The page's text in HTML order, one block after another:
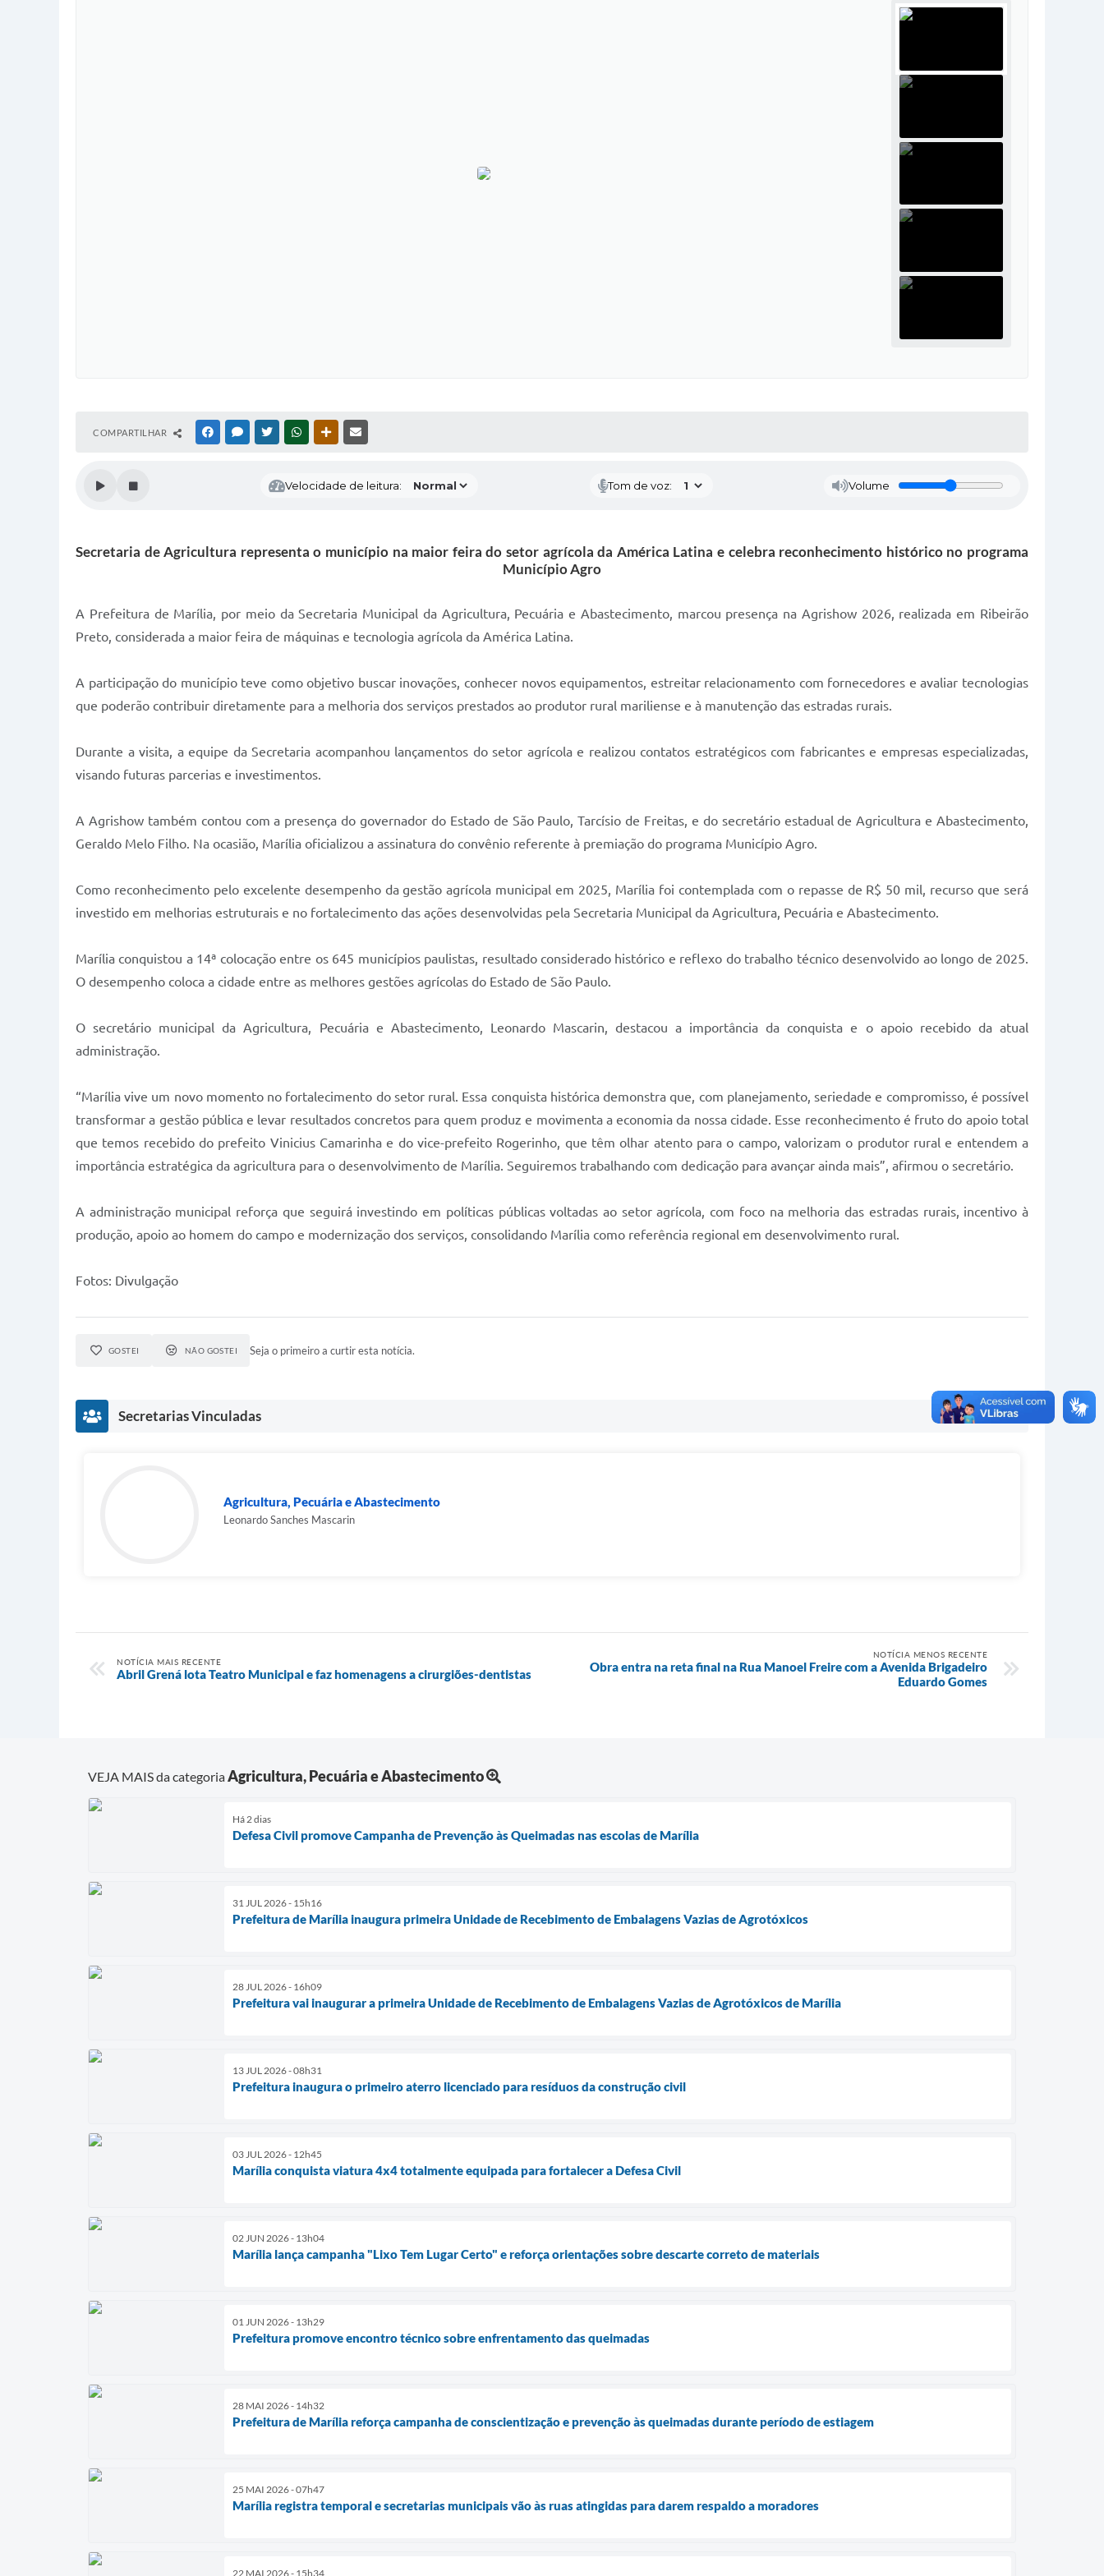
COMPARTILHAR FACEBOOKMESSENGER
TWITTERWHATSAPPOUTRAS MÍDIAS
Velocidade de leitura: Tom de voz: Volume
Secretaria de Agricultura representa o município na maior feira do setor agrícola da América Latina e celebra reconhecimento histórico no programa
Município Agro
A Prefeitura de Marília, por meio da Secretaria Municipal da Agricultura, Pecuária e Abastecimento, marcou presença na Agrishow 2026, realizada em Ribeirão
Preto, considerada a maior feira de máquinas e tecnologia agrícola da América Latina.
A participação do município teve como objetivo buscar inovações, conhecer novos equipamentos, estreitar relacionamento com fornecedores e avaliar tecnologias
que poderão contribuir diretamente para a melhoria dos serviços prestados ao produtor rural mariliense e à manutenção das estradas rurais.
Durante a visita, a equipe da Secretaria acompanhou lançamentos do setor agrícola e realizou contatos estratégicos com fabricantes e empresas especializadas,
visando futuras parcerias e investimentos.
A Agrishow também contou com a presença do governador do Estado de São Paulo, Tarcísio de Freitas, e do secretário estadual de Agricultura e Abastecimento,
Geraldo Melo Filho. Na ocasião, Marília oficializou a assinatura do convênio referente à premiação do programa Município Agro.
Como reconhecimento pelo excelente desempenho da gestão agrícola municipal em 2025, Marília foi contemplada com o repasse de R$ 50 mil, recurso que será
investido em melhorias estruturais e no fortalecimento das ações desenvolvidas pela Secretaria Municipal da Agricultura, Pecuária e Abastecimento.
Marília conquistou a 14ª colocação entre os 645 municípios paulistas, resultado considerado histórico e reflexo do trabalho técnico desenvolvido ao longo de 2025.
O desempenho coloca a cidade entre as melhores gestões agrícolas do Estado de São Paulo.
O secretário municipal da Agricultura, Pecuária e Abastecimento, Leonardo Mascarin, destacou a importância da conquista e o apoio recebido da atual
administração.
“Marília vive um novo momento no fortalecimento do setor rural. Essa conquista histórica demonstra que, com planejamento, seriedade e compromisso, é possível
transformar a gestão pública e levar resultados concretos para quem produz e movimenta a economia da nossa cidade. Esse reconhecimento é fruto do apoio total
que temos recebido do prefeito Vinicius Camarinha e do vice-prefeito Rogerinho, que têm olhar atento para o campo, valorizam o produtor rural e entendem a
importância estratégica da agricultura para o desenvolvimento de Marília. Seguiremos trabalhando com dedicação para avançar ainda mais”, afirmou o secretário.
A administração municipal reforça que seguirá investindo em políticas públicas voltadas ao setor agrícola, com foco na melhoria das estradas rurais, incentivo à
produção, apoio ao homem do campo e modernização dos serviços, consolidando Marília como referência regional em desenvolvimento rural.
Fotos: Divulgação
GOSTEI NÃO GOSTEI Seja o primeiro a curtir esta notícia.
Secretarias Vinculadas
Agricultura, Pecuária e Abastecimento
Leonardo Sanches Mascarin
NOTÍCIA MAIS RECENTE
Abril Grená lota Teatro Municipal e faz homenagens a cirurgiões-dentistas
NOTÍCIA MENOS RECENTE
Obra entra na reta final na Rua Manoel Freire com a Avenida Brigadeiro
Eduardo Gomes
VEJA MAIS da categoriaAgricultura, Pecuária e Abastecimento
Há 2 dias
Defesa Civil promove Campanha de Prevenção às Queimadas nas escolas de Marília
31 JUL 2026 - 15h16
Prefeitura de Marília inaugura primeira Unidade de Recebimento de Embalagens Vazias de Agrotóxicos
28 JUL 2026 - 16h09
Prefeitura vai inaugurar a primeira Unidade de Recebimento de Embalagens Vazias de Agrotóxicos de Marília
13 JUL 2026 - 08h31
Prefeitura inaugura o primeiro aterro licenciado para resíduos da construção civil
03 JUL 2026 - 12h45
Marília conquista viatura 4x4 totalmente equipada para fortalecer a Defesa Civil
02 JUN 2026 - 13h04
Marília lança campanha "Lixo Tem Lugar Certo" e reforça orientações sobre descarte correto de materiais
01 JUN 2026 - 13h29
Prefeitura promove encontro técnico sobre enfrentamento das queimadas
28 MAI 2026 - 14h32
Prefeitura de Marília reforça campanha de conscientização e prevenção às queimadas durante período de estiagem
25 MAI 2026 - 07h47
Marília registra temporal e secretarias municipais vão às ruas atingidas para darem respaldo a moradores
22 MAI 2026 - 15h34